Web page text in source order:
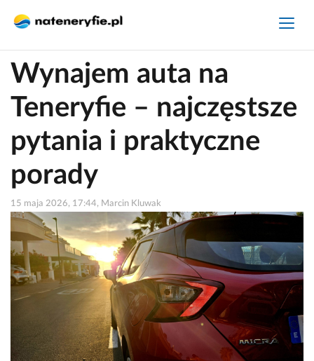
Wynajem auta na
Teneryfie – najczęstsze
pytania i praktyczne
porady
15 maja 2026, 17:44, Marcin Kluwak